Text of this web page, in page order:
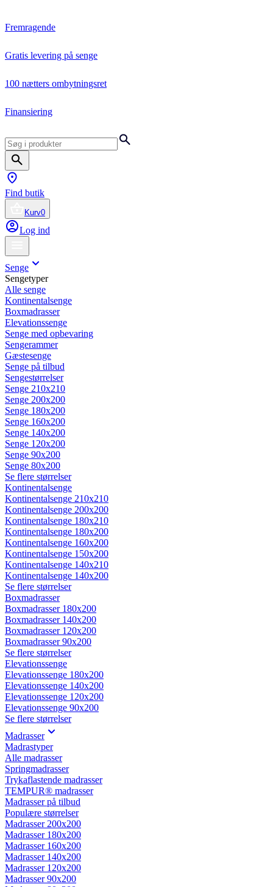
Fremragende
Gratis levering på senge
100 nætters ombytningsret
Finansiering
Find butik
Kurv0
Log ind
Senge
Sengetyper
Alle senge
Kontinentalsenge
Boxmadrasser
Elevationssenge
Senge med opbevaring
Sengerammer
Gæstesenge
Senge på tilbud
Sengestørrelser
Senge 210x210
Senge 200x200
Senge 180x200
Senge 160x200
Senge 140x200
Senge 120x200
Senge 90x200
Senge 80x200
Se flere størrelser
Kontinentalsenge
Kontinentalsenge 210x210
Kontinentalsenge 200x200
Kontinentalsenge 180x210
Kontinentalsenge 180x200
Kontinentalsenge 160x200
Kontinentalsenge 150x200
Kontinentalsenge 140x210
Kontinentalsenge 140x200
Se flere størrelser
Boxmadrasser
Boxmadrasser 180x200
Boxmadrasser 140x200
Boxmadrasser 120x200
Boxmadrasser 90x200
Se flere størrelser
Elevationssenge
Elevationssenge 180x200
Elevationssenge 140x200
Elevationssenge 120x200
Elevationssenge 90x200
Se flere størrelser
Madrasser
Madrastyper
Alle madrasser
Springmadrasser
Trykaflastende madrasser
TEMPUR® madrasser
Madrasser på tilbud
Populære størrelser
Madrasser 200x200
Madrasser 180x200
Madrasser 160x200
Madrasser 140x200
Madrasser 120x200
Madrasser 90x200